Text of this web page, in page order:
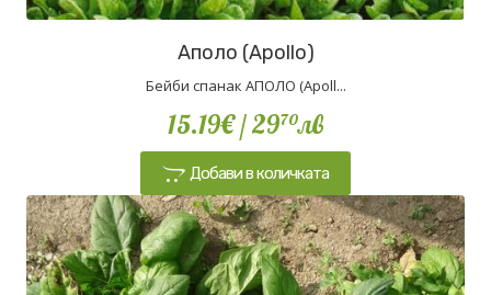
Аполо (Apollo)
Бейби спанак АПОЛО (Apoll...
15.19€/ 2970лв
Добави в количката